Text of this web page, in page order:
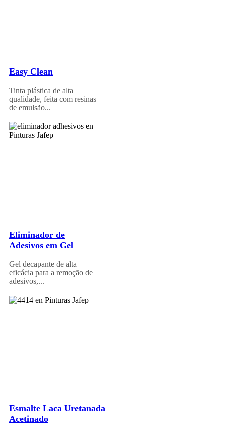
Easy Clean
Tinta plástica de alta
qualidade, feita com resinas
de emulsão...
Eliminador de
Adesivos em Gel
Gel decapante de alta
eficácia para a remoção de
adesivos,...
Esmalte Laca Uretanada
Acetinado